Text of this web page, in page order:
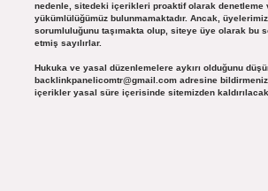
nedenle, sitedeki içerikleri proaktif olarak denetleme
yükümlülüğümüz bulunmamaktadır. Ancak,
sorumluluğunu taşımakta olup, siteye üye olarak bu
etmiş sayılırlar.
Hukuka ve yasal düzenlemelere aykırı olduğunu
backlinkpanelicomtr@gmail.comadresine
içerikler yasal süre içerisinde sitemizden